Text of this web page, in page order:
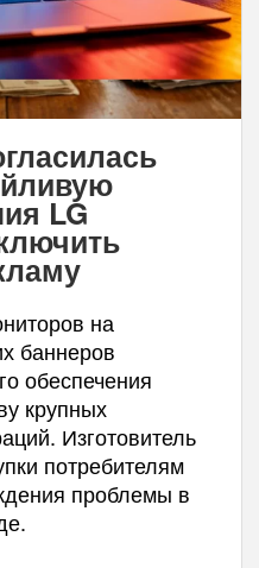
LG
на
баннеров
обеспечения
крупных
Изготовитель
потребителям
проблемы в